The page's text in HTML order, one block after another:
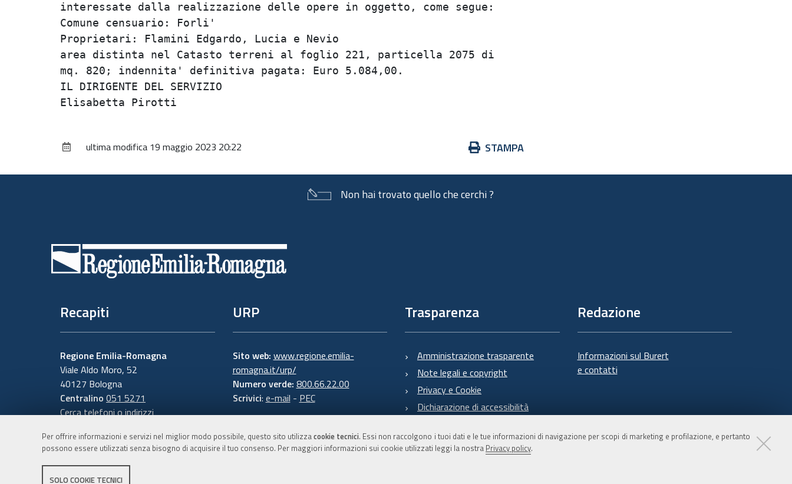
Per offrire informazioni e servizi nel miglior modo possibile, questo sito utilizzacookie tecnici. Essi non raccolgono i tuoi dati e le tue informazioni di navigazione per scopi di marketing e profilazione, e pertanto
possono essere utilizzati senza bisogno di acquisire il tuo consenso. Per maggiori informazioni sui cookie utilizzati leggi la nostra Privacy policy.
SOLO COOKIE TECNICI
interessate dalla realizzazione delle opere in oggetto, come segue:
Comune censuario: Forli'
Proprietari: Flamini Edgardo, Lucia e Nevio
area distinta nel Catasto terreni al foglio 221, particella 2075 di
mq. 820; indennita' definitiva pagata: Euro 5.084,00.
IL DIRIGENTE DEL SERVIZIO
Azioni
documento
STAMPA
ultima modifica 19 maggio 2023 20:22
Non hai trovato quello che cerchi ?
Recapiti
Regione Emilia-Romagna
Viale Aldo Moro, 52
40127 Bologna
Centralino 051 5271
Cerca telefoni o indirizzi
URP
Sito web: www.regione.emilia-
romagna.it/urp/
Numero verde: 800.66.22.00
Scrivici: e-mail - PEC
Trasparenza
Amministrazione trasparente
Note legali e copyright
Privacy e Cookie
Dichiarazione di accessibilità
Redazione
Informazioni sul Burert
e contatti